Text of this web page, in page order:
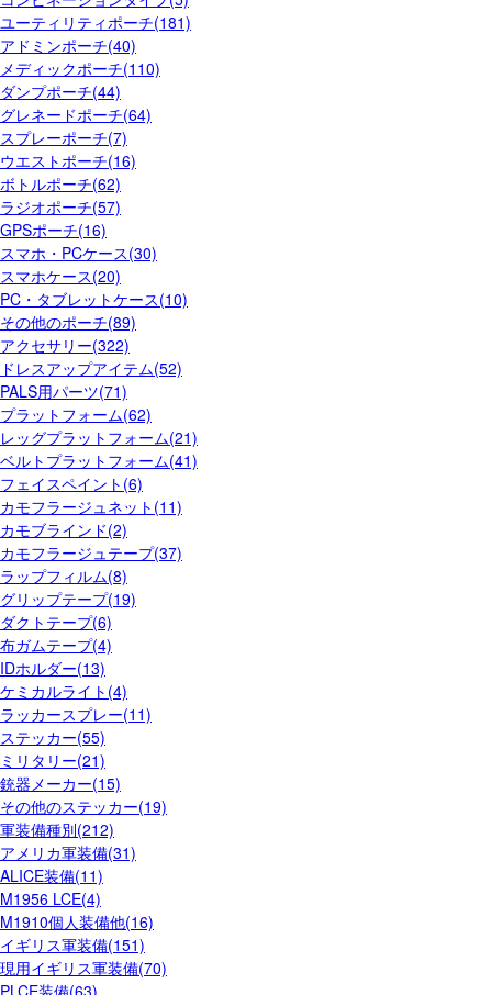
ユーティリティポーチ(181)
アドミンポーチ(40)
メディックポーチ(110)
ダンプポーチ(44)
グレネードポーチ(64)
スプレーポーチ(7)
ウエストポーチ(16)
ボトルポーチ(62)
ラジオポーチ(57)
GPSポーチ(16)
スマホ・PCケース(30)
スマホケース(20)
PC・タブレットケース(10)
その他のポーチ(89)
アクセサリー(322)
ドレスアップアイテム(52)
PALS用パーツ(71)
プラットフォーム(62)
レッグプラットフォーム(21)
ベルトプラットフォーム(41)
フェイスペイント(6)
カモフラージュネット(11)
カモブラインド(2)
カモフラージュテープ(37)
ラップフィルム(8)
グリップテープ(19)
ダクトテープ(6)
布ガムテープ(4)
IDホルダー(13)
ケミカルライト(4)
ラッカースプレー(11)
ステッカー(55)
ミリタリー(21)
銃器メーカー(15)
その他のステッカー(19)
軍装備種別(212)
アメリカ軍装備(31)
ALICE装備(11)
M1956 LCE(4)
M1910個人装備他(16)
イギリス軍装備(151)
現用イギリス軍装備(70)